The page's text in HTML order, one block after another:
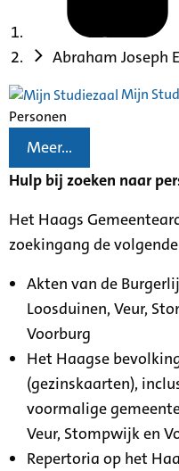
Abraham Joseph
Mijn
Personen
Meer...
Hulp bij zoeken naar
Het Haags
zoekingang de
Akten van de
Loosduinen, Veur,
Voorburg
Het Haagse
(gezinskaarten),
voormalige
Veur, Stompwijk en
Repertoria op het